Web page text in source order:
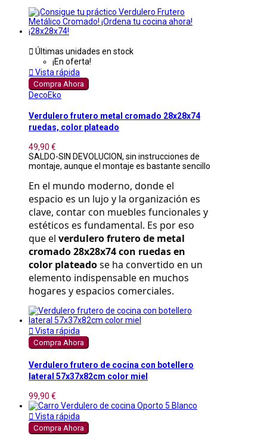
 Últimas unidades en stock
¡En oferta!
 Vista rápida
Compra Ahora
DecoEko
Verdulero frutero metal cromado 28x28x74
ruedas, color plateado
49,90 €
SALDO-SIN DEVOLUCION, sin instrucciones de
montaje, aunque el montaje es bastante sencillo
En el mundo moderno, donde el
espacio es un lujo y la organización es
clave, contar con muebles funcionales y
estéticos es fundamental. Es por eso
que el verdulero frutero de metal
cromado 28x28x74 con ruedas en
color plateado se ha convertido en un
elemento indispensable en muchos
hogares y espacios comerciales.
 Vista rápida
Compra Ahora
Verdulero frutero de cocina con botellero
lateral 57x37x82cm color miel
99,90 €
 Vista rápida
Compra Ahora